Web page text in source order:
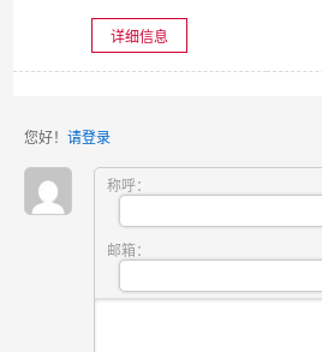
详细信息
您好！ 请登录
称呼：
邮箱：